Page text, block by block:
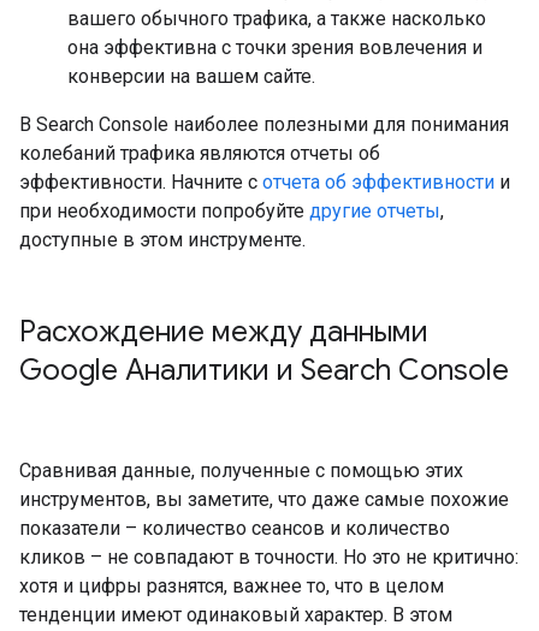
вашего обычного трафика, а также насколько
она эффективна с точки зрения вовлечения и
конверсии на вашем сайте.
В Search Console наиболее полезными для понимания
колебаний трафика являются отчеты об
эффективности. Начните с отчета об эффективности и
при необходимости попробуйте другие отчеты,
доступные в этом инструменте.
Расхождение между данными
Google Аналитики и Search Console
Сравнивая данные, полученные с помощью этих
инструментов, вы заметите, что даже самые похожие
показатели – количество сеансов и количество
кликов – не совпадают в точности. Но это не критично:
хотя и цифры разнятся, важнее то, что в целом
тенденции имеют одинаковый характер. В этом